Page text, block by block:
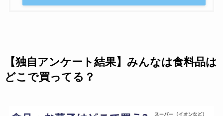
【独自アンケート結果】みんなは食料品は
どこで買ってる？